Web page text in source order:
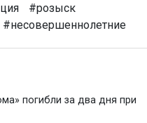
#розыск
#несовершеннолетние
погибли за два дня при